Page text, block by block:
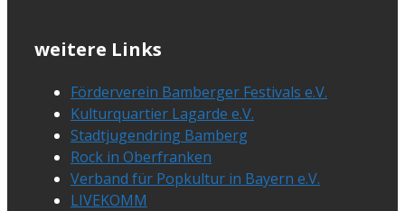
weitere Links
Förderverein Bamberger Festivals e.V.
Kulturquartier Lagarde e.V.
Stadtjugendring Bamberg
Rock in Oberfranken
Verband für Popkultur in Bayern e.V.
LIVEKOMM